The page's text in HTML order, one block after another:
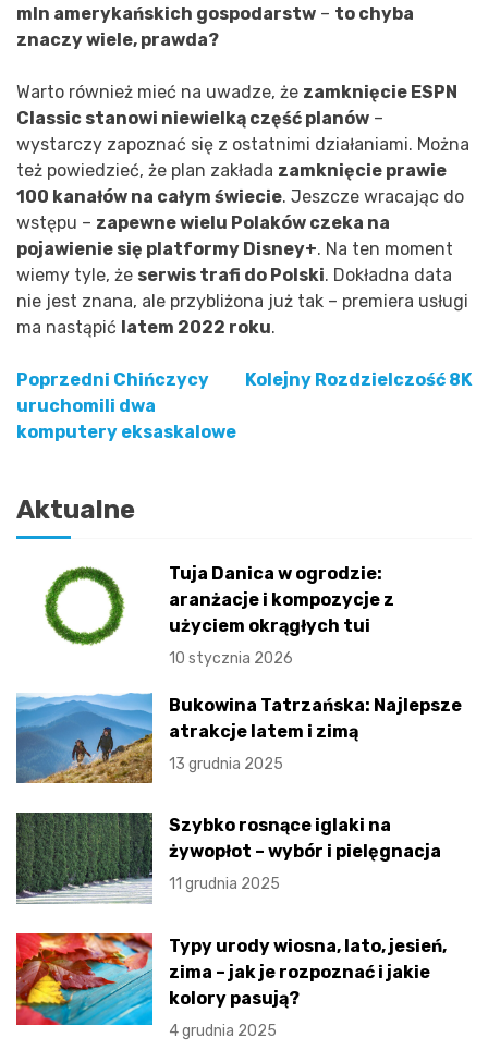
mln amerykańskich gospodarstw – to chyba
znaczy wiele, prawda?
Warto również mieć na uwadze, że zamknięcie ESPN
Classic stanowi niewielką część planów –
wystarczy zapoznać się z ostatnimi działaniami. Można
też powiedzieć, że plan zakłada zamknięcie prawie
100 kanałów na całym świecie. Jeszcze wracając do
wstępu – zapewne wielu Polaków czeka na
pojawienie się platformy Disney+. Na ten moment
wiemy tyle, że serwis trafi do Polski. Dokładna data
nie jest znana, ale przybliżona już tak – premiera usługi
ma nastąpić latem 2022 roku.
Nawigacja
wpisu
Poprzedni Chińczycy
uruchomili dwa
komputery eksaskalowe
Kolejny Rozdzielczość 8K
Aktualne
Tuja Danica w ogrodzie:
aranżacje i kompozycje z
użyciem okrągłych tui
10 stycznia 2026
Bukowina Tatrzańska: Najlepsze
atrakcje latem i zimą
13 grudnia 2025
Szybko rosnące iglaki na
żywopłot – wybór i pielęgnacja
11 grudnia 2025
Typy urody wiosna, lato, jesień,
zima – jak je rozpoznać i jakie
kolory pasują?
4 grudnia 2025